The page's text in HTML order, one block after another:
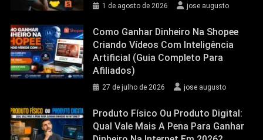
1 de agosto de 2026 jose augusto
Como Ganhar Dinheiro Na Shopee
Criando Vídeos Com Inteligência
Artificial (Guia Completo Para
Afiliados)
27 de julho de 2026 jose augusto
Produto Físico Ou Produto Digital:
Qual Vale Mais A Pena Para Ganhar